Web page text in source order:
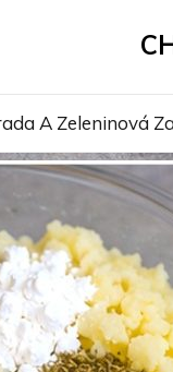
A Zeleninová